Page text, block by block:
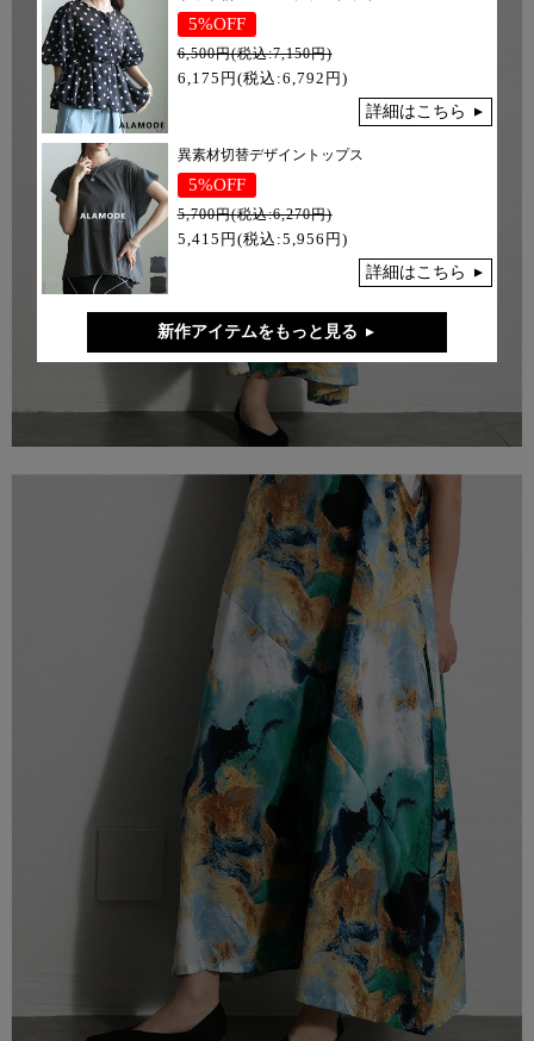
5%OFF
6,500円(税込:7,150円)
6,175円(税込:6,792円)
詳細はこちら
異素材切替デザイントップス
5%OFF
5,700円(税込:6,270円)
5,415円(税込:5,956円)
詳細はこちら
新作アイテムをもっと見る